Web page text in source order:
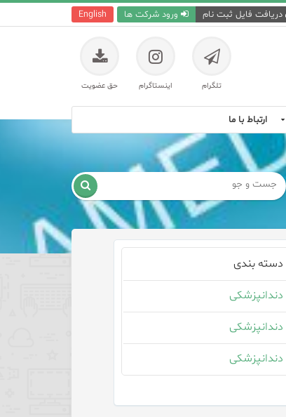
English ورود شرکت ها دریافت فایل ثبت نام
تلگرام اینستاگرام حق عضویت
ارتباط با ما

دسته بندی
دندانپزشکی
دندانپزشکی
دندانپزشکی